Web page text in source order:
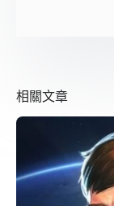
相關文章